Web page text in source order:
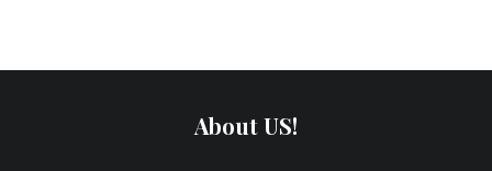
About US!